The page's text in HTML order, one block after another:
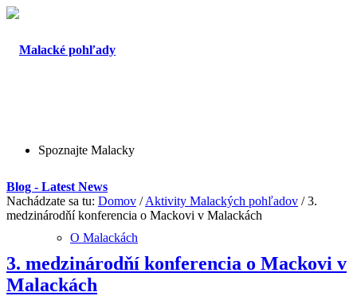
Spoznajte Malacky
O Malackách
Blog - Latest News
Nachádzate sa tu: Domov / Aktivity Malackých pohľadov / 3.
medzinárodňí konferencia o Mackovi v Malackách
3. medzinárodňí konferencia o Mackovi v
Malackách